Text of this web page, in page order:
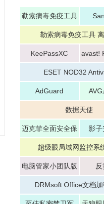
勒索病毒免疫工具
勒索病毒免疫工具
KeePassXC avast!
ESET NOD32
AdGuard
数据天使
迈克菲全面安全保
护套装
影子
超级眼局域网监控系
电脑管家小团队版
DRMsoft Office文档